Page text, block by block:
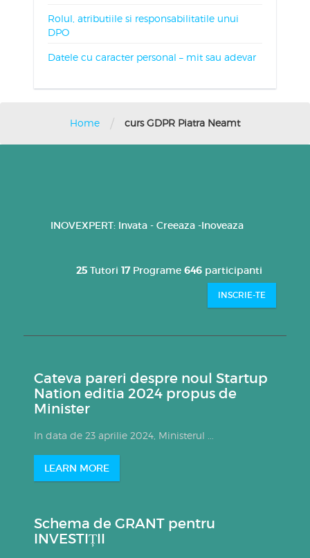
Rolul, atributiile si responsabilitatile unui
DPO
Datele cu caracter personal – mit sau adevar
Home / curs GDPR Piatra Neamt
INOVEXPERT: Invata - Creeaza -Inoveaza
25 Tutori17 Programe646 participanti
INSCRIE-TE
Cateva pareri despre noul Startup
Nation editia 2024 propus de
Minister
In data de 23 aprilie 2024, Ministerul ...
LEARN MORE
Schema de GRANT pentru
INVESTIȚII